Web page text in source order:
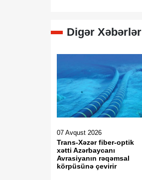
Digər Xəbərlər
07 Avqust 2026
Trans-Xəzər fiber-optik
xətti Azərbaycanı
Avrasiyanın rəqəmsal
körpüsünə çevirir